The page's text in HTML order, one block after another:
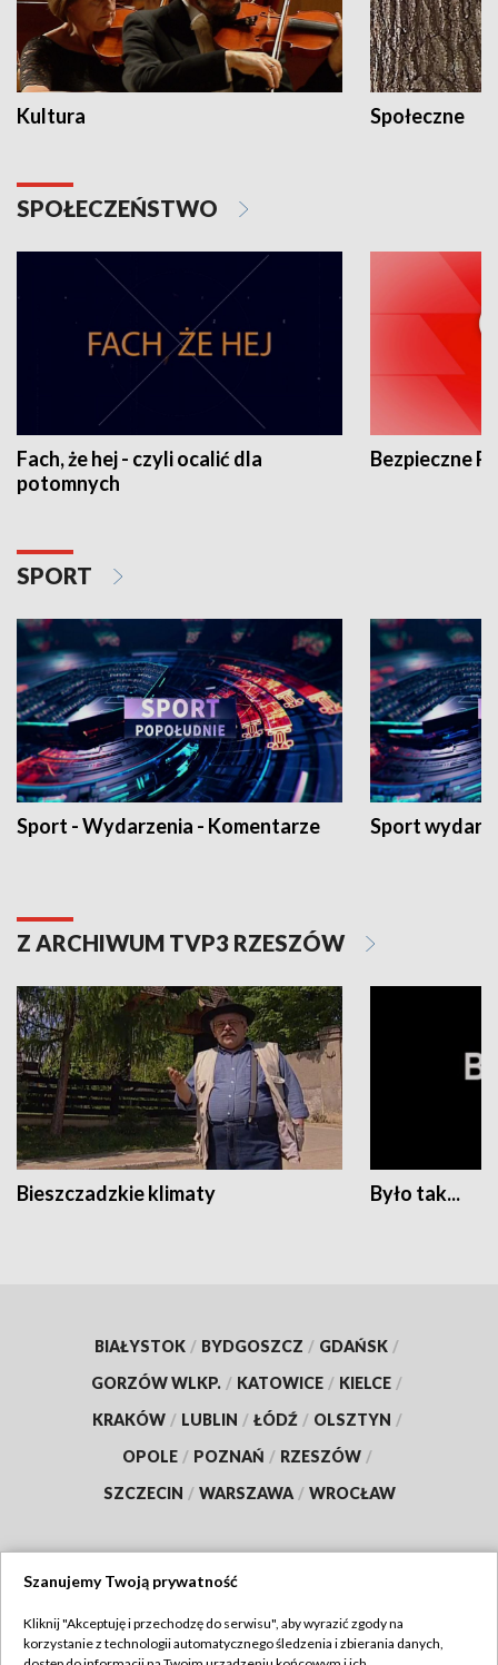
Kultura Społeczne
SPOŁECZEŃSTWO
Fach, że hej - czyli ocalić dla
potomnych
Bezpieczne
SPORT
Sport - Wydarzenia - Komentarze Sport
Z ARCHIWUM TVP3 RZESZÓW
Bieszczadzkie klimaty Było tak...
BIAŁYSTOK / BYDGOSZCZ / GDAŃSK /
GORZÓW WLKP. / KATOWICE / KIELCE /
KRAKÓW / LUBLIN / ŁÓDŹ / OLSZTYN /
OPOLE / POZNAŃ / RZESZÓW /
SZCZECIN / WARSZAWA / WROCŁAW
TVP
Szanujemy Twoją prywatność
Kliknij "Akceptuję i przechodzę do serwisu", aby wyrazić zgody na
korzystanie z technologii automatycznego śledzenia i zbierania danych,